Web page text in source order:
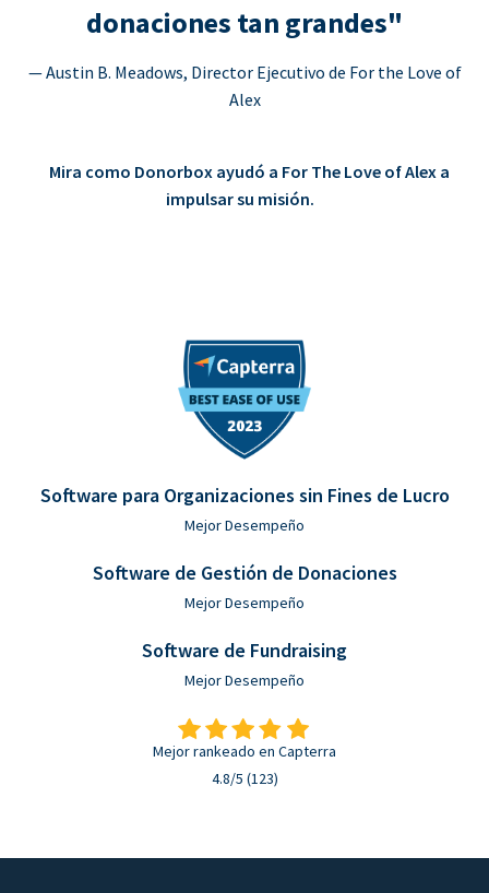
donaciones tan grandes"
— Austin B. Meadows, Director Ejecutivo de For the Love of
Alex
Mira como Donorbox ayudó a For The Love of Alex a
impulsar su misión.
Software para Organizaciones sin Fines de Lucro
Mejor Desempeño
Software de Gestión de Donaciones
Mejor Desempeño
Software de Fundraising
Mejor Desempeño
Mejor rankeado en Capterra
4.8/5 (123)